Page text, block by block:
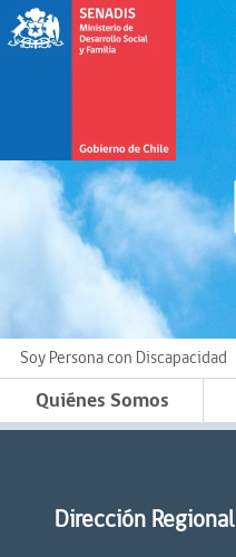
Soy Persona con Discapacidad
Quiénes Somos
Dirección Regional